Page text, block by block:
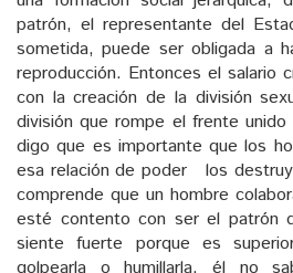
patrón, el representante del
sometida, puede ser obligada a
reproducción. Entonces el salario
con la creación de la división
división que rompe el frente
digo que es importante que los
esa relación de poder los
comprende que un hombre
esté contento con ser el patrón
siente fuerte porque es
golpearla o humillarla, él no